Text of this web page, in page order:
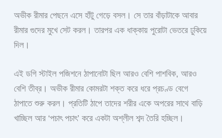
অভীক রীমার পেছনে এসে হাঁটু গেড়ে বসল। সে তার বাঁড়াটাকে আবার
রীমার গুদের মুখে সেট করল। তারপর এক ধাক্কায় পুরোটা ভেতরে ঢুকিয়ে
দিল।
এই ডগি স্টাইল পজিশনে ঠাপানোটা ছিল আরও বেশি পাশবিক, আরও
বেশি তীব্র। অভীক রীমার কোমরটা শক্ত করে ধরে প্রচণ্ড বেগে
ঠাপাতে শুরু করল। প্রতিটি ঠাপে তাদের শরীর একে অপরের সাথে বাড়ি
খাচ্ছিল আর ‘পচাৎ পচাৎ’ করে একটা অশ্লীল শব্দ তৈরি হচ্ছিল।